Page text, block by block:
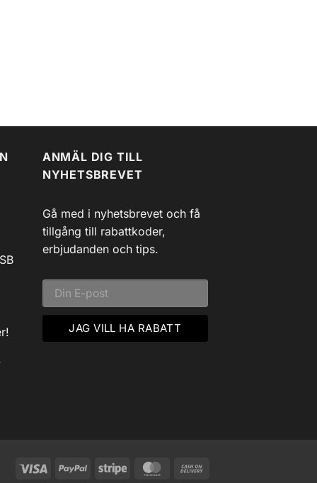
ANMÄL DIG TILL
NYHETSBREVET
Gå med i nyhetsbrevet och få
tillgång till rabattkoder,
erbjudanden och tips.
Visa PayPal Stripe MasterCard